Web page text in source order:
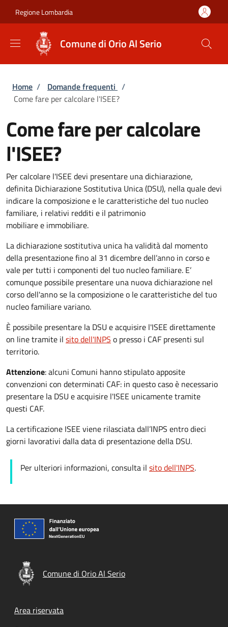
Regione Lombardia
Comune di Orio Al Serio
Briciole di pane
Home / Domande frequenti /
Come fare per calcolare l'ISEE?
Come fare per calcolare
l'ISEE?
Per calcolare l'ISEE devi presentare una dichiarazione,
definita Dichiarazione Sostitutiva Unica (DSU), nella quale devi
indicare la composizione e le caratteristiche del tuo nucleo
familiare, i relativi redditi e il patrimonio
mobiliare e immobiliare.
La dichiarazione sostitutiva unica ha validità dal momento
della presentazione fino al 31 dicembre dell’anno in corso e
vale per tutti i componenti del tuo nucleo familiare. E’
comunque possibile presentare una nuova dichiarazione nel
corso dell'anno se la composizione o le caratteristiche del tuo
nucleo familiare variano.
È possibile presentare la DSU e acquisire l'ISEE direttamente
on line tramite il sito dell'INPS o presso i CAF presenti sul
territorio.
Attenzione: alcuni Comuni hanno stipulato apposite
convenzioni con determinati CAF: in questo caso è necessario
presentare la DSU e acquisire l'ISEE unicamente tramite
questi CAF.
La certificazione ISEE viene rilasciata dall’INPS entro dieci
giorni lavorativi dalla data di presentazione della DSU.
Per ulteriori informazioni, consulta il sito dell'INPS.
Comune di Orio Al Serio
Footer menu
Area riservata